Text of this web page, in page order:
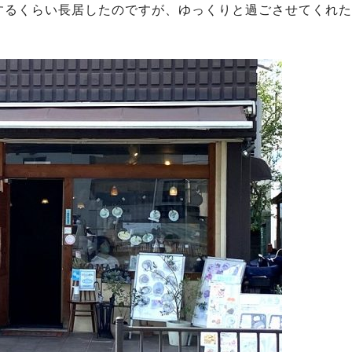
くらい長居したのですが、ゆっくりと過ごさせてくれ